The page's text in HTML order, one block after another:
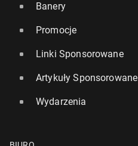
Banery
Promocje
Linki Sponsorowane
Artykuły Sponsorowane
Wydarzenia